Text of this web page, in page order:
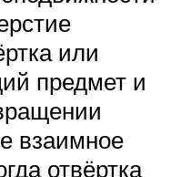
или
предмет и
взаимное
отвёртка